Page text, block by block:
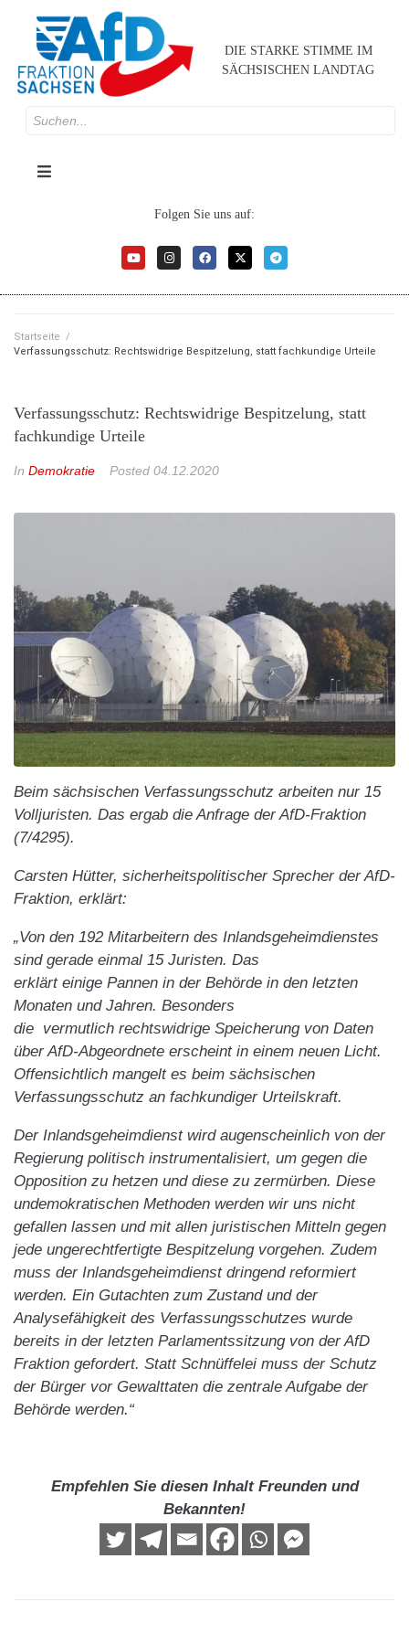
DIE STARKE STIMME IM
SÄCHSISCHEN LANDTAG
Folgen Sie uns auf:
Startseite /
Verfassungsschutz: Rechtswidrige Bespitzelung, statt fachkundige Urteile
Verfassungsschutz: Rechtswidrige Bespitzelung, statt
fachkundige Urteile
In Demokratie Posted 04.12.2020
Beim sächsischen Verfassungsschutz arbeiten nur 15
Volljuristen. Das ergab die Anfrage der AfD-Fraktion
(7/4295).
Carsten Hütter, sicherheitspolitischer Sprecher der AfD-
Fraktion, erklärt:
„Von den 192 Mitarbeitern des Inlandsgeheimdienstes
sind gerade einmal 15 Juristen. Das
erklärt einige Pannen in der Behörde in den letzten
Monaten und Jahren. Besonders
die vermutlich rechtswidrige Speicherung von Daten
über AfD-Abgeordnete erscheint in einem neuen Licht.
Offensichtlich mangelt es beim sächsischen
Verfassungsschutz an fachkundiger Urteilskraft.
Der Inlandsgeheimdienst wird augenscheinlich von der
Regierung politisch instrumentalisiert, um gegen die
Opposition zu hetzen und diese zu zermürben. Diese
undemokratischen Methoden werden wir uns nicht
gefallen lassen und mit allen juristischen Mitteln gegen
jede ungerechtfertigte Bespitzelung vorgehen. Zudem
muss der Inlandsgeheimdienst dringend reformiert
werden. Ein Gutachten zum Zustand und der
Analysefähigkeit des Verfassungsschutzes wurde
bereits in der letzten Parlamentssitzung von der AfD
Fraktion gefordert. Statt Schnüffelei muss der Schutz
der Bürger vor Gewalttaten die zentrale Aufgabe der
Behörde werden.“
Empfehlen Sie diesen Inhalt Freunden und
Bekannten!